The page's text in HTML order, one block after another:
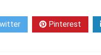
Pinterest